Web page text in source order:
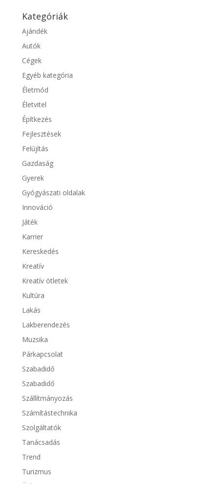
Kategóriák
Ajándék
Autók
Cégek
Egyéb kategória
Életmód
Életvitel
Építkezés
Fejlesztések
Felújítás
Gazdaság
Gyerek
Gyógyászati oldalak
Innováció
Játék
Karrier
Kereskedés
Kreatív
Kreatív ötletek
Kultúra
Lakás
Lakberendezés
Muzsika
Párkapcsolat
Szabadidő
Szabadidő
Szállítmányozás
Számítástechnika
Szolgáltatók
Tanácsadás
Trend
Turizmus